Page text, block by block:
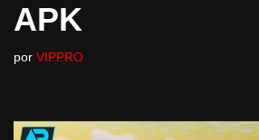
APK
por VIPPRO